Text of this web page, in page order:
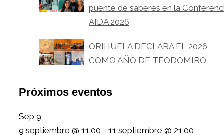
puente de saberes en la
AIDA 2026
ORIHUELA DECLARA EL 2026
COMO AÑO DE TEODOMIRO
Próximos eventos
Sep 9
9 septiembre @ 11:00 - 11 septiembre @ 21:00